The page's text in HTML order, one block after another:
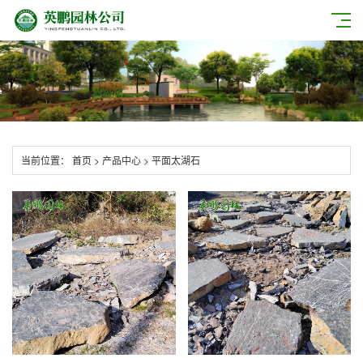
当前位置： 首页 > 产品中心 > 平面太湖石